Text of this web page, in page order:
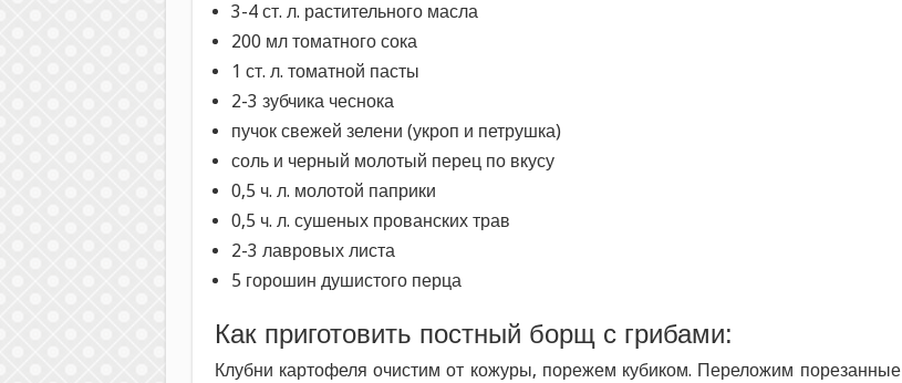
3-4 ст. л. растительного масла
200 мл томатного сока
1 ст. л. томатной пасты
2-3 зубчика чеснока
пучок свежей зелени (укроп и петрушка)
соль и черный молотый перец по вкусу
0,5 ч. л. молотой паприки
0,5 ч. л. сушеных прованских трав
2-3 лавровых листа
5 горошин душистого перца
Как приготовить постный борщ с грибами:
Клубни картофеля очистим от кожуры, порежем кубиком. Переложим порезанные